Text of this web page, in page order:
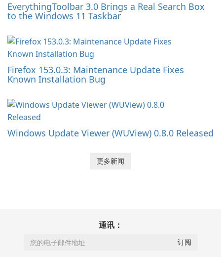
EverythingToolbar 3.0 Brings a Real Search Box
to the Windows 11 Taskbar
Firefox 153.0.3: Maintenance Update Fixes
Known Installation Bug
Windows Update Viewer (WUView) 0.8.0 Released
更多新闻
通讯：